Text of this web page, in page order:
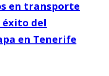
en transporte
éxito del
en Tenerife